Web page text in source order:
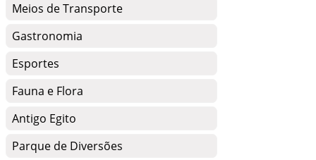
Meios de Transporte
Gastronomia
Esportes
Fauna e Flora
Antigo Egito
Parque de Diversões